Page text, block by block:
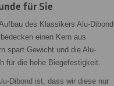
für Sie
des Klassikers Alu-Dibond
einen Kern aus
spart Gewicht und die Alu-
für die hohe Biegefestigkeit.
Dibond ist, dass wir diese nur